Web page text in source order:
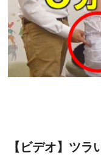
【ビデオ】ツ